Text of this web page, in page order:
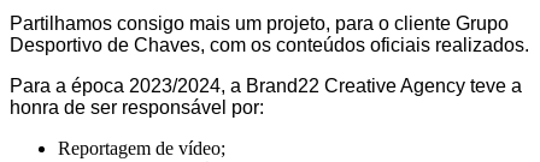
Partilhamos consigo mais um projeto, para o cliente Grupo
Desportivo de Chaves, com os conteúdos oficiais realizados.
Para a época 2023/2024, a Brand22 Creative Agency teve a
honra de ser responsável por:
Reportagem de vídeo;